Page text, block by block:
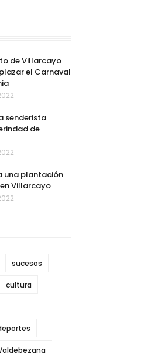
de Villarcayo
el Carnaval
senderista
de
una plantación
Villarcayo
sucesos
cultura